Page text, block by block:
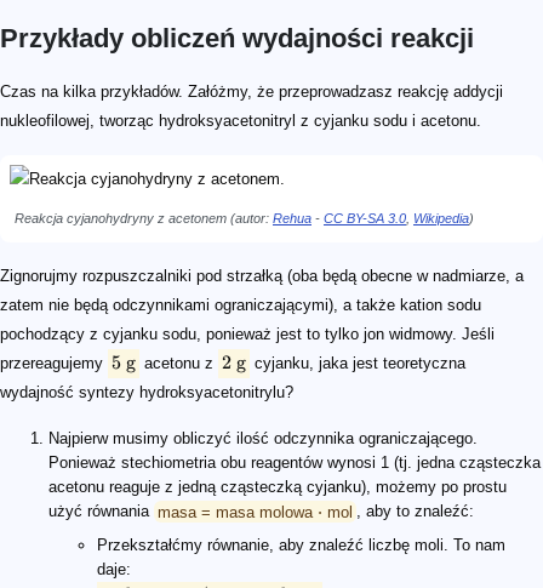
Przykłady obliczeń wydajności reakcji
Czas na kilka przykładów. Załóżmy, że przeprowadzasz reakcję addycji
nukleofilowej, tworząc hydroksyacetonitryl z cyjanku sodu i acetonu.
Reakcja cyjanohydryny z acetonem (autor: Rehua - CC BY-SA 3.0 Wikipedia)
Zignorujmy rozpuszczalniki pod strzałką (oba będą obecne w nadmiarze, a
zatem nie będą odczynnikami ograniczającymi), a także kation sodu
pochodzący z cyjanku sodu, ponieważ jest to tylko jon widmowy. Jeśli
przereagujemy
5\ \text{g}
5 g acetonu z
2\ \text{g}
2 g cyjanku, jaka jest teoretyczna
wydajność syntezy hydroksyacetonitrylu?
Najpierw musimy obliczyć ilość odczynnika ograniczającego.
Ponieważ stechiometria obu reagentów wynosi 1 (tj. jedna cząsteczka
acetonu reaguje z jedną cząsteczką cyjanku), możemy po prostu
użyć równania masa = masa molowa ⋅ mol , aby to znaleźć:
Przekształćmy równanie, aby znaleźć liczbę moli. To nam
daje:
\small\text{mol} = \text{masa}/\text{masa molowa}
58\ \text{g}/\text{mol}
\small\text{mole} = 5 / 58 = 0,\!862\ \text{mola}
26\ \text{g}/\text{mol}
\small\text{mole} = 2 / 26 = 0,\!0769\ \text{mola}
1
0,\!0769
\small\text{masa} = \text{masa molowa} \cdot \text{liczba
85\ \text{g}/\text{mol}
\quad\ \ \text{masa} = 85 \cdot 0,0769 = 6,\!54\
6,\!54\ \text{g}
8\ \text{g}
100\ \text{g}/\text{mol}
9\ \text{g}
60\ \text{g}/\text{mol}
\small\text{masa} = \text{masa molowa}\cdot \text{liczba
\small\text{mole} = \text{masa} / \text{masa molowa}
\small\text{mole} = 9 / 60 = 0,\!15\ \text{mola}
\small\text{mole} = 8 / 100 = 0,\!08\ \text{mola}
2
\small\text{mole} = 0,15 / 2 = 0,\!075\ \text{mola}
1
0,\!075
\small\text{masa} = \text{masa molowa}\cdot\text{mole}
58\ \text{g}/\text{mol}
\text{masa} = 58 \cdot 0,\!075 = 4,\!35\ \text{g}
4,\!35\ \text{g}